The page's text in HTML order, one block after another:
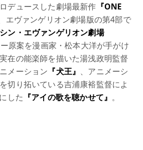
デュースした劇場最新作 『ONE
エヴァンゲリオン劇場版の第4部で
シン・エヴァンゲリオン劇場
原案を漫画家・松本大洋が手がけ
在の能楽師を描いた湯浅政明監督
メーション 『犬王』 、アニメーシ
切り拓いている吉浦康裕監督によ
した 『アイの歌を聴かせて』 。